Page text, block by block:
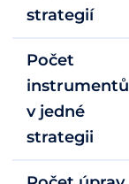
strategií
Počet
instrumentů
v jedné
strategii